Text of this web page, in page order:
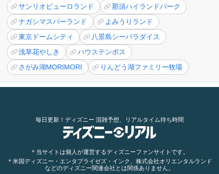
サンリオピューロランド
那須ハイランドパーク
ナガシマスパーランド
よみうりランド
東京ドームシティ
八景島シーパラダイス
浅草花やしき
ハウステンボス
さがみ湖MORIMORI
りんどう湖ファミリー牧場
毎日更新！ディズニー 混雑予想、リアルタイム待ち時間
＊当サイトは個人が運営するディズニーファンサイトです。
＊米国ディズニー・エンタプライゼズ・インク、株式会社オリエンタルランド
などのディズニー関連会社とは関係ありません。